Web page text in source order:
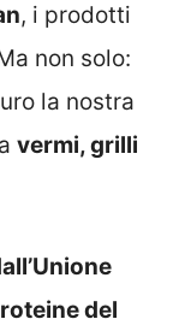
, i prodotti
non solo:
la nostra
vermi, grilli
del